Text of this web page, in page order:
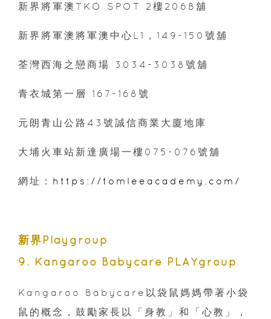
新界將軍澳TKO SPOT 2樓206B舖
新界將軍澳將軍澳中心L1，149-150號舖
荃灣西海之戀商場 3034-3038號舖
青衣城第一層 167-168號
元朗青山公路43號誠信商業大廈地庫
大埔火車站新達廣場一樓075-076號舖
網址： https://tomleeacademy.com/
新界Playgroup
9. Kangaroo Babycare PLAYgroup
Kangaroo Babycare以袋鼠媽媽帶著小袋
鼠的概念，鼓勵家長以「身教」和「心教」，